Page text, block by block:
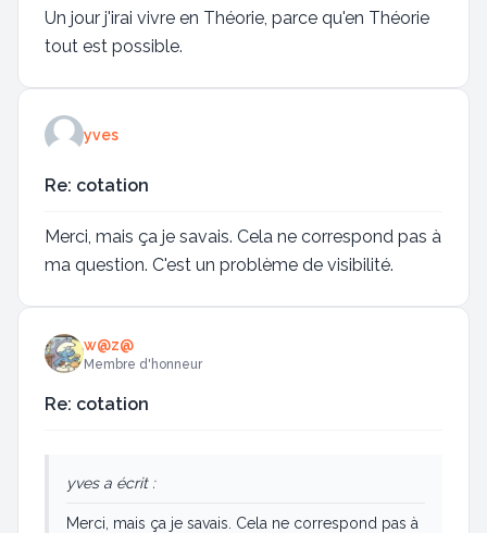
Un jour j'irai vivre en Théorie, parce qu'en Théorie
tout est possible.
yves
Re: cotation
Merci, mais ça je savais. Cela ne correspond pas à
ma question. C'est un problème de visibilité.
w@z@
Membre d'honneur
Re: cotation
yves a écrit :
Merci, mais ça je savais. Cela ne correspond pas à